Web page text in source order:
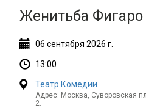
Женитьба Фигаро
06 сентября 2026 г.
13:00
Театр Комедии
Адрес: Москва, Суворовская
2.